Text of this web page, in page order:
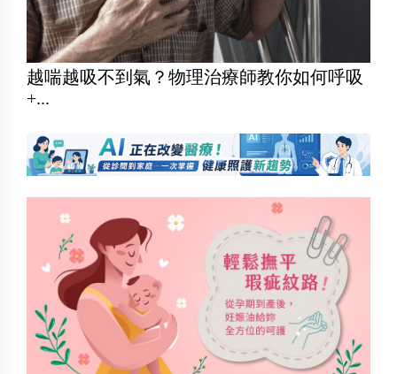
越喘越吸不到氣？物理治療師教你如何呼吸
+...